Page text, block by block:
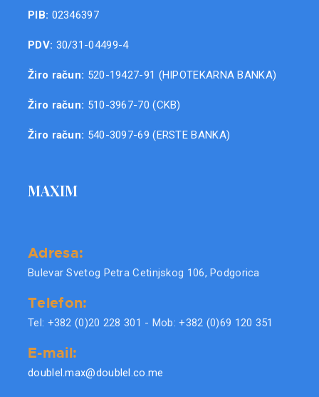
PIB: 02346397
PDV: 30/31-04499-4
Žiro račun: 520-19427-91 (HIPOTEKARNA BANKA)
Žiro račun: 510-3967-70 (CKB)
Žiro račun: 540-3097-69 (ERSTE BANKA)
MAXIM
Adresa:
Bulevar Svetog Petra Cetinjskog 106, Podgorica
Telefon:
Tel: +382 (0)20 228 301 - Mob: +382 (0)69 120 351
E-mail:
doublel.max@doublel.co.me